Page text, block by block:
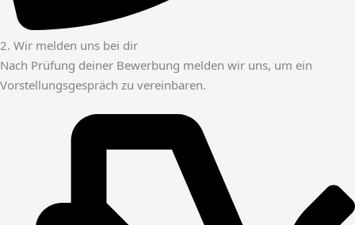
2. Wir melden uns bei dir
Nach Prüfung deiner Bewerbung melden wir uns, um ein
Vorstellungsgespräch zu vereinbaren.